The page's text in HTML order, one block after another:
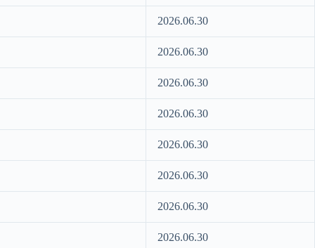
2026.06.30
2026.06.30
2026.06.30
2026.06.30
2026.06.30
2026.06.30
2026.06.30
2026.06.30